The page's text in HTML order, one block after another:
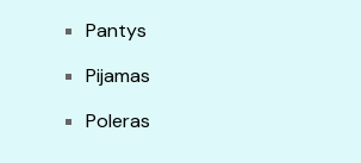
Pantys
Pijamas
Poleras